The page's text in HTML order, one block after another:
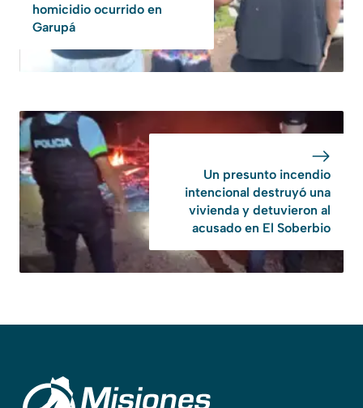
homicidio ocurrido en
Garupá
Un presunto incendio
intencional destruyó una
vivienda y detuvieron al
acusado en El Soberbio